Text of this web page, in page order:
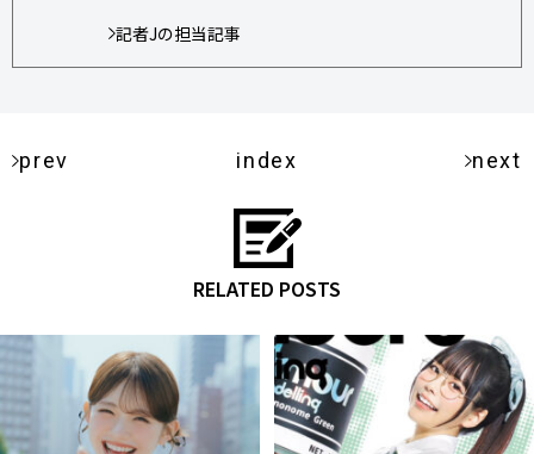
記者Jの担当記事
prev index next
RELATED POSTS